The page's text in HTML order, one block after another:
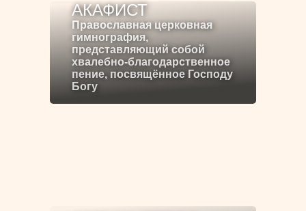
АКАФИСТ
Православная церковная
гимнография,
представляющий собой
хвалебно-благодарственное
пение, посвящённое Господу
Богу